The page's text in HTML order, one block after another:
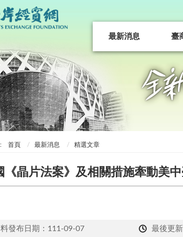
最新消息 臺
首頁 最新消息 精選文章
《晶片法案》及相關措施牽動美
發布日期：111-09-07 最後更